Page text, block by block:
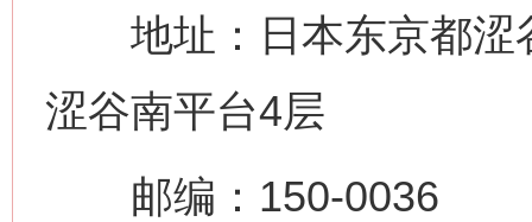
地址：日本东京都涩
涩谷南平台4层
邮编：150-0036